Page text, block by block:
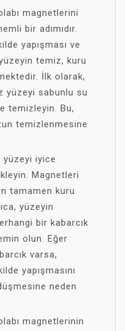
magnetlerini
bir adımıdır.
yapışması ve
temiz, kuru
İlk olarak,
yüzeyi sabunlu su
temizleyin. Bu,
temizlenmesine
iyice
Magnetleri
tamamen kuru
yüzeyin
bir kabarcık
olun. Eğer
varsa,
yapışmasını
neden
magnetlerinin